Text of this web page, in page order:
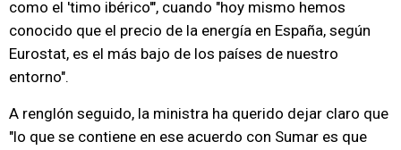
como el 'timo ibérico'", cuando "hoy mismo hemos
conocido que el precio de la energía en España, según
Eurostat, es el más bajo de los países de nuestro
entorno".
A renglón seguido, la ministra ha querido dejar claro que
"lo que se contiene en ese acuerdo con Sumar es que